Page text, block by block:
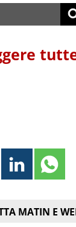
MATIN E